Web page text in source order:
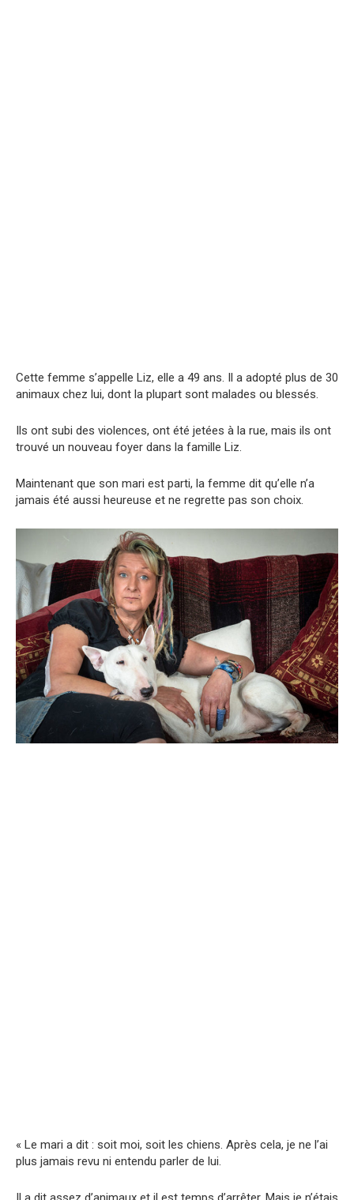
Cette femme s’appelle Liz, elle a 49 ans. Il a adopté plus de 30
animaux chez lui, dont la plupart sont malades ou blessés.
Ils ont subi des violences, ont été jetées à la rue, mais ils ont
trouvé un nouveau foyer dans la famille Liz.
Maintenant que son mari est parti, la femme dit qu’elle n’a
jamais été aussi heureuse et ne regrette pas son choix.
« Le mari a dit : soit moi, soit les chiens. Après cela, je ne l’ai
plus jamais revu ni entendu parler de lui.